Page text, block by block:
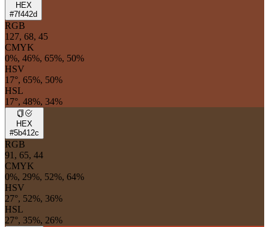
HEX
#7f442d
RGB
127, 68, 45
CMYK
0%, 46%, 65%, 50%
HSV
17°, 65%, 50%
HSL
17°, 48%, 34%
HEX
#5b412c
RGB
91, 65, 44
CMYK
0%, 29%, 52%, 64%
HSV
27°, 52%, 36%
HSL
27°, 35%, 26%